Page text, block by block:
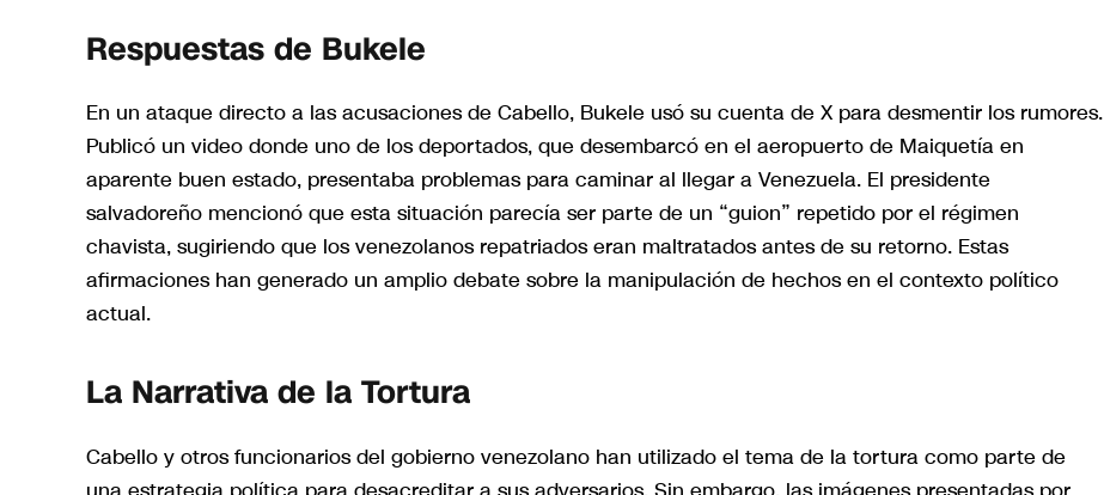
Respuestas de Bukele
En un ataque directo a las acusaciones de Cabello, Bukele usó su cuenta de X para desmentir los rumores.
Publicó un video donde uno de los deportados, que desembarcó en el aeropuerto de Maiquetía en
aparente buen estado, presentaba problemas para caminar al llegar a Venezuela. El presidente
salvadoreño mencionó que esta situación parecía ser parte de un “guion” repetido por el régimen
chavista, sugiriendo que los venezolanos repatriados eran maltratados antes de su retorno. Estas
afirmaciones han generado un amplio debate sobre la manipulación de hechos en el contexto político
actual.
La Narrativa de la Tortura
Cabello y otros funcionarios del gobierno venezolano han utilizado el tema de la tortura como parte de